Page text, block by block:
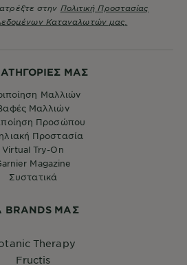
ΜΑΣ
Μαλλιών
Μαλλιών
Προσώπου
Προστασία
Virtual Try-On
Magazine
Συστατικά
BRANDS ΜΑΣ
Therapy
Fructis
στην Πολιτική Προστασίας
Καταναλωτών μας.